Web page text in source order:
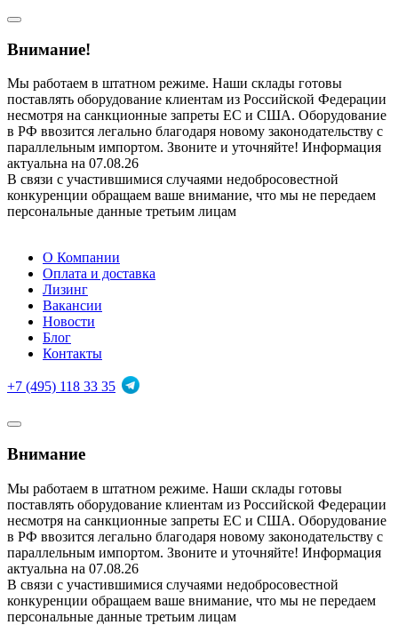
Внимание!
Мы работаем в штатном режиме. Наши склады готовы
поставлять оборудование клиентам из Российской Федерации
несмотря на санкционные запреты ЕС и США. Оборудование
в РФ ввозится легально благодаря новому законодательству с
параллельным импортом. Звоните и уточняйте! Информация
актуальна на 07.08.26
В связи с участившимися случаями недобросовестной
конкуренции обращаем ваше внимание, что мы не передаем
персональные данные третьим лицам
О Компании
Оплата и доставка
Лизинг
Вакансии
Новости
Блог
Контакты
+7 (495) 118 33 35
Внимание
Мы работаем в штатном режиме. Наши склады готовы
поставлять оборудование клиентам из Российской Федерации
несмотря на санкционные запреты ЕС и США. Оборудование
в РФ ввозится легально благодаря новому законодательству с
параллельным импортом. Звоните и уточняйте! Информация
актуальна на 07.08.26
В связи с участившимися случаями недобросовестной
конкуренции обращаем ваше внимание, что мы не передаем
персональные данные третьим лицам